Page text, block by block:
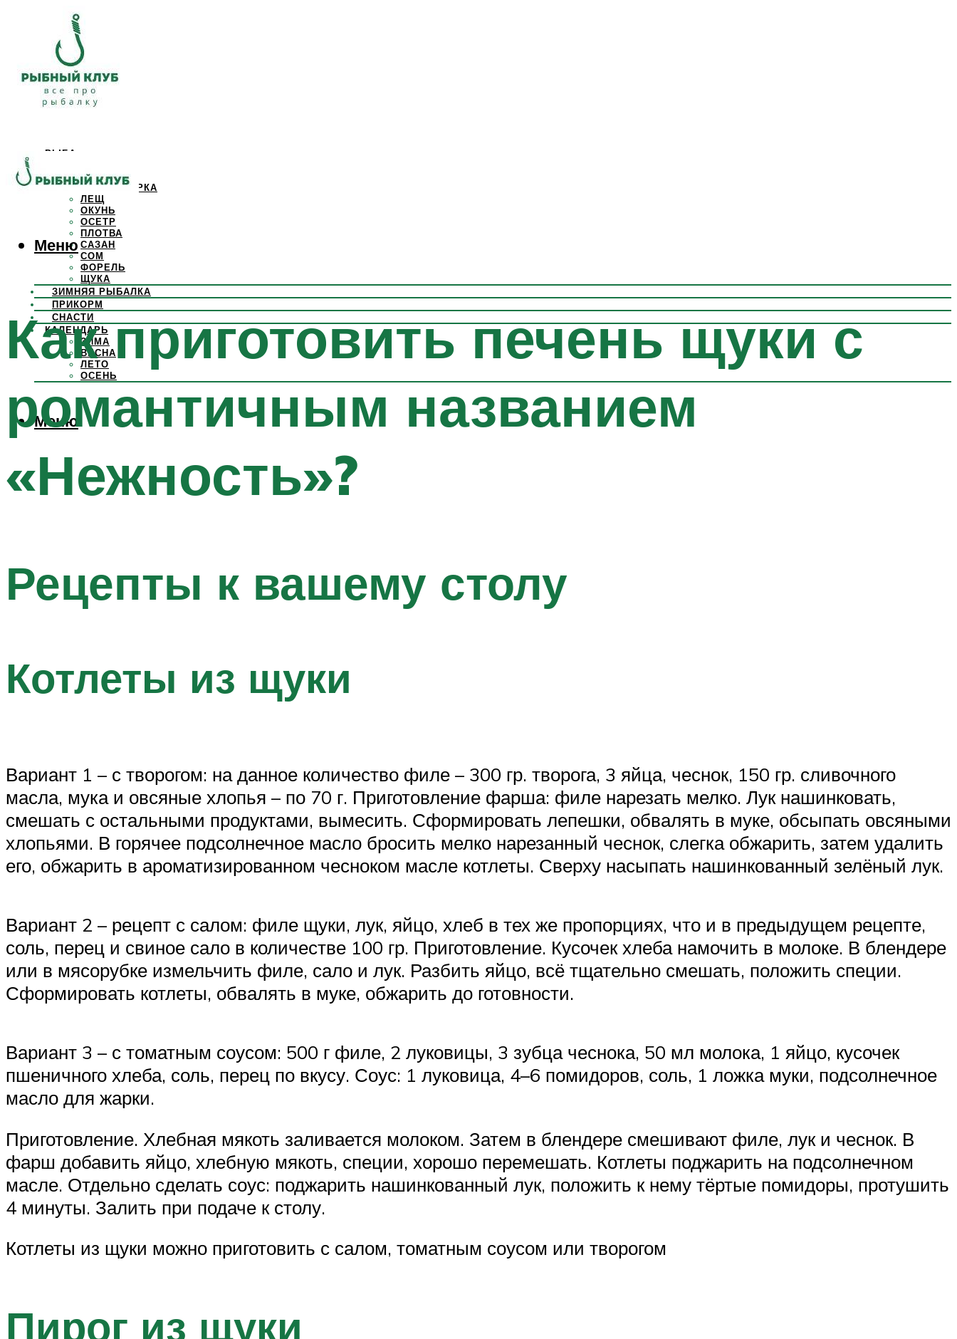
РЫБА
КАРП
КРАСНОПЕРКА
ЛЕЩ
ОКУНЬ
ОСЕТР
ПЛОТВА
САЗАН
СОМ
ФОРЕЛЬ
ЩУКА
ЗИМНЯЯ РЫБАЛКА
ПРИКОРМ
СНАСТИ
КАЛЕНДАРЬ
ЗИМА
ВЕСНА
ЛЕТО
ОСЕНЬ
Меню
Меню
Как приготовить печень щуки с
романтичным названием
«Нежность»?
Рецепты к вашему столу
Котлеты из щуки
Вариант 1 – с творогом: на данное количество филе – 300 гр. творога, 3 яйца, чеснок, 150 гр. сливочного
масла, мука и овсяные хлопья – по 70 г. Приготовление фарша: филе нарезать мелко. Лук нашинковать,
смешать с остальными продуктами, вымесить. Сформировать лепешки, обвалять в муке, обсыпать овсяными
хлопьями. В горячее подсолнечное масло бросить мелко нарезанный чеснок, слегка обжарить, затем удалить
его, обжарить в ароматизированном чесноком масле котлеты. Сверху насыпать нашинкованный зелёный лук.
Вариант 2 – рецепт с салом: филе щуки, лук, яйцо, хлеб в тех же пропорциях, что и в предыдущем рецепте,
соль, перец и свиное сало в количестве 100 гр. Приготовление. Кусочек хлеба намочить в молоке. В блендере
или в мясорубке измельчить филе, сало и лук. Разбить яйцо, всё тщательно смешать, положить специи.
Сформировать котлеты, обвалять в муке, обжарить до готовности.
Вариант 3 – с томатным соусом: 500 г филе, 2 луковицы, 3 зубца чеснока, 50 мл молока, 1 яйцо, кусочек
пшеничного хлеба, соль, перец по вкусу. Соус: 1 луковица, 4–6 помидоров, соль, 1 ложка муки, подсолнечное
масло для жарки.
Приготовление. Хлебная мякоть заливается молоком. Затем в блендере смешивают филе, лук и чеснок. В
фарш добавить яйцо, хлебную мякоть, специи, хорошо перемешать. Котлеты поджарить на подсолнечном
масле. Отдельно сделать соус: поджарить нашинкованный лук, положить к нему тёртые помидоры, протушить
4 минуты. Залить при подаче к столу.
Котлеты из щуки можно приготовить с салом, томатным соусом или творогом
Пирог из щуки